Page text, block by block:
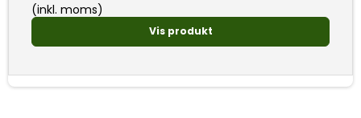
(inkl. moms)
Vis produkt